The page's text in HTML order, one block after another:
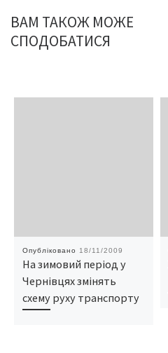
ВАМ ТАКОЖ МОЖЕ
СПОДОБАТИСЯ
Опубліковано 18/11/2009
На зимовий період у
Чернівцях змінять
схему руху транспорту